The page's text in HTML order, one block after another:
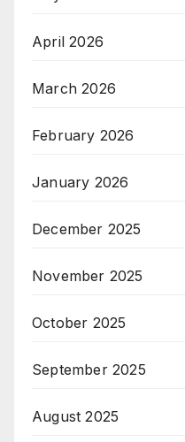
April 2026
March 2026
February 2026
January 2026
December 2025
November 2025
October 2025
September 2025
August 2025